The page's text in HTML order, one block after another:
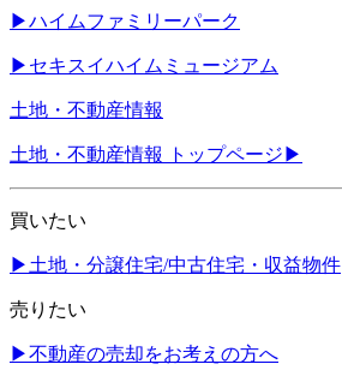
▶ハイムファミリーパーク
▶ セキスイハイムミュージアム
土地・不動産情報
土地・不動産情報 トップページ ▶
買いたい
▶ 土地・分譲住宅/中古住宅・収益物件
売りたい
▶不動産の売却をお考えの方へ